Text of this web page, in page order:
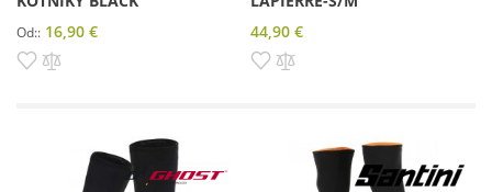
Od: 16,90 €
Pridať do zoznamu prianí
44,90 €
Pridať do zoznamu prianí